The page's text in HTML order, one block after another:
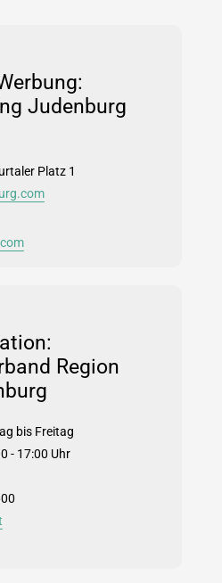
Judenburg
Platz 1
Region
bis Freitag
- 17:00 Uhr